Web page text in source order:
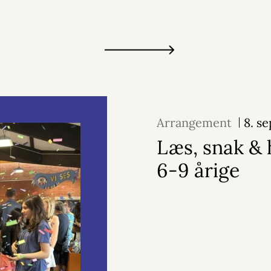
Arrangement 8.
Læs, snak &
6-9 årige